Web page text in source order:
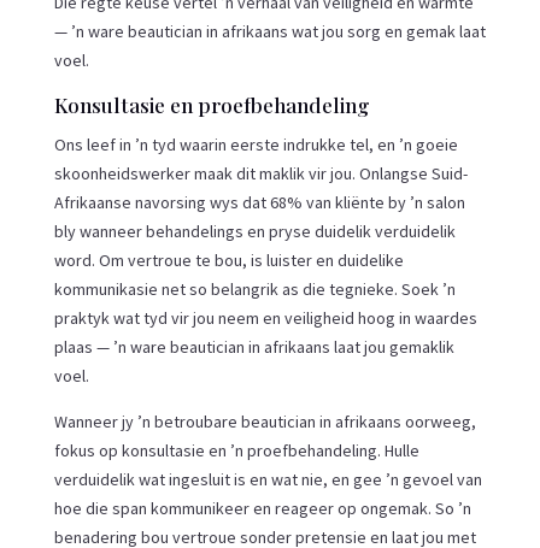
— ’n ware beautician in afrikaans wat jou sorg en gemak laat
voel.
Konsultasie en proefbehandeling
Ons leef in ’n tyd waarin eerste indrukke tel, en ’n goeie
skoonheidswerker maak dit maklik vir jou. Onlangse Suid-
Afrikaanse navorsing wys dat 68% van kliënte by ’n salon
bly wanneer behandelings en pryse duidelik verduidelik
word. Om vertroue te bou, is luister en duidelike
kommunikasie net so belangrik as die tegnieke. Soek ’n
praktyk wat tyd vir jou neem en veiligheid hoog in waardes
plaas — ’n ware beautician in afrikaans laat jou gemaklik
voel.
Wanneer jy ’n betroubare beautician in afrikaans oorweeg,
fokus op konsultasie en ’n proefbehandeling. Hulle
verduidelik wat ingesluit is en wat nie, en gee ’n gevoel van
hoe die span kommunikeer en reageer op ongemak. So ’n
benadering bou vertroue sonder pretensie en laat jou met